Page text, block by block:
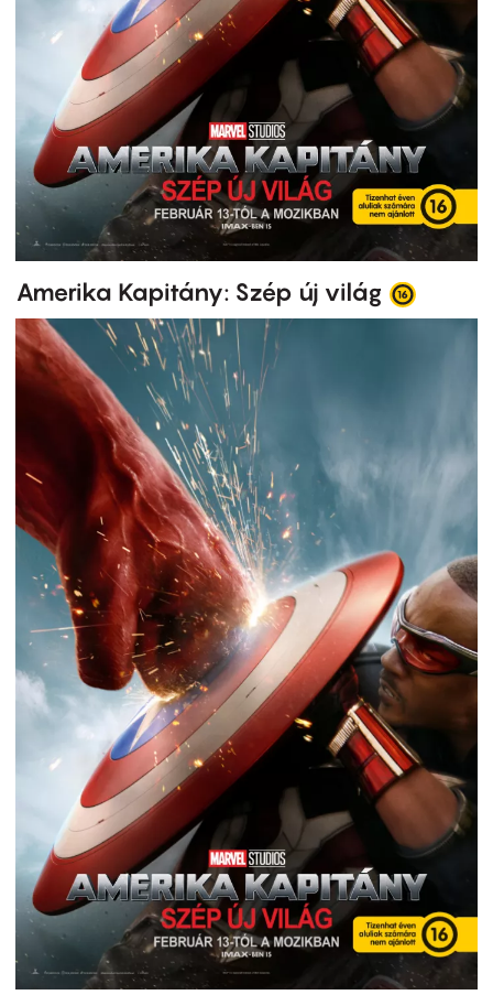
Amerika Kapitány: Szép új világ